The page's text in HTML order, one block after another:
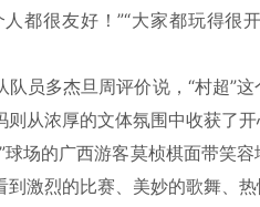
都很友好！”“大家都玩得很
队员多杰旦周评价说，“村超”
从浓厚的文体氛围中收获了开
球场的广西游客莫桢棋面带笑
激烈的比赛、美妙的歌舞、